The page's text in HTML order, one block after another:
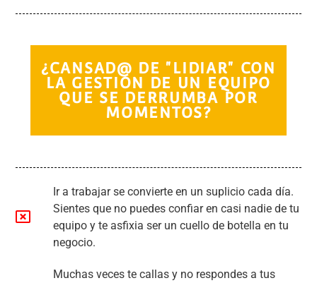
¿CANSAD@ DE "LIDIAR" CON
LA GESTIÓN DE UN EQUIPO
QUE SE DERRUMBA POR
MOMENTOS?
Ir a trabajar se convierte en un suplicio cada día.
Sientes que no puedes confiar en casi nadie de tu
equipo y te asfixia ser un cuello de botella en tu
negocio.
Muchas veces te callas y no respondes a tus